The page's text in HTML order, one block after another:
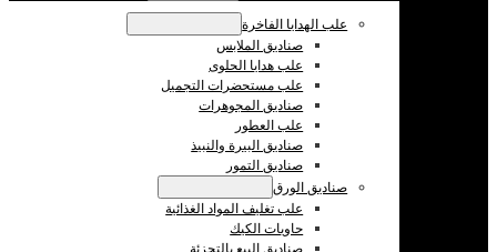
علب الهدايا الفاخرة
صناديق الملابس
علب هدايا الحلوى
علب مستحضرات التجميل
صناديق المجوهرات
علب العطور
صناديق البيرة والنبيذ
صناديق التمور
صناديق الورق
علب تغليف المواد الغذائية
حاويات الكيك
صناديق البيع بالتجزئة